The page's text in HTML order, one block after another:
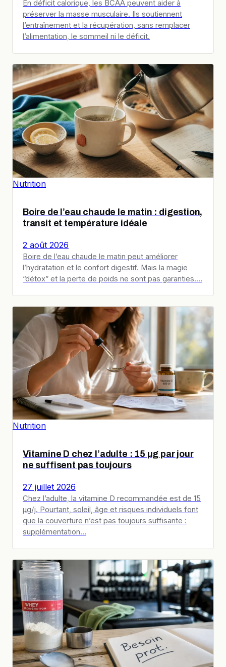
En déficit calorique, les BCAA peuvent aider à
préserver la masse musculaire. Ils soutiennent
l’entraînement et la récupération, sans remplacer
l’alimentation, le sommeil ni le déficit.
Nutrition
Boire de l’eau chaude le matin : digestion,
transit et température idéale
2 août 2026
Boire de l’eau chaude le matin peut améliorer
l’hydratation et le confort digestif. Mais la magie
“détox” et la perte de poids ne sont pas garanties.…
Nutrition
Vitamine D chez l’adulte : 15 µg par jour
ne suffisent pas toujours
27 juillet 2026
Chez l’adulte, la vitamine D recommandée est de 15
µg/j. Pourtant, soleil, âge et risques individuels font
que la couverture n’est pas toujours suffisante :
supplémentation…